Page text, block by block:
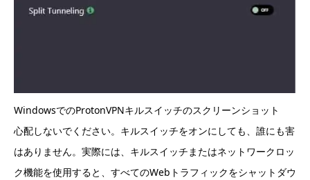
WindowsでのProtonVPNキルスイッチのスクリーンショット
心配しないでください。キルスイッチをオンにしても、誰にも害
はありません。実際には、キルスイッチまたはネットワークロッ
ク機能を使用すると、すべてのWebトラフィックをシャットダウ